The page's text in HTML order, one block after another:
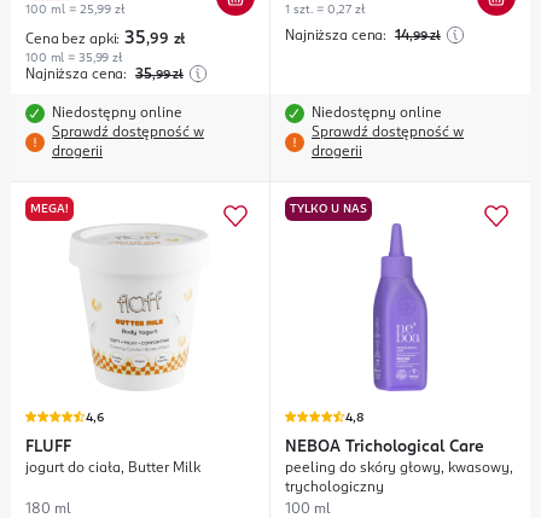
100 ml = 25,99 zł
Cena bez apki: 35,99 zł
100 ml = 35,99 zł
Najniższa cena: 35,99 zł
Niedostępny online
Sprawdź dostępność w
drogerii
1 szt. = 0,27 zł
Najniższa cena: 14,99 zł
Niedostępny online
Sprawdź dostępność w
drogerii
MEGA!
4,6
FLUFF
jogurt do ciała, Butter Milk
180 ml
TYLKO U NAS
4,8
NEBOA Trichological Care
peeling do skóry głowy, kwasowy,
trychologiczny
100 ml